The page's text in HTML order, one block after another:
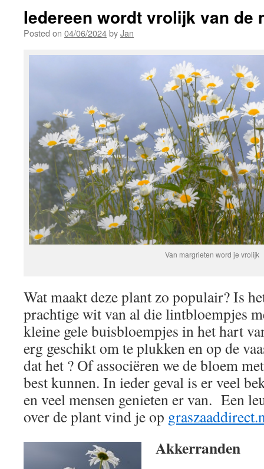
Iedereen wordt vrolijk van de
Posted on 04/06/2024byJan
Van margrieten word je vrolijk
Wat maakt deze plant zo populair? Is
prachtige wit van al die lintbloempjes
kleine gele buisbloempjes in het hart
erg geschikt om te plukken en op de
dat het ? Of associëren we de bloem
best kunnen. In ieder geval is er veel
en veel mensen genieten er van. Een
over de plant vind je op
Akkerranden